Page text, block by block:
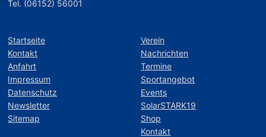
Tel. (06152) 56001
Startseite
Kontakt
Anfahrt
Impressum
Datenschutz
Newsletter
Sitemap
Verein
Nachrichten
Termine
Sportangebot
Events
SolarSTARK19
Shop
Kontakt